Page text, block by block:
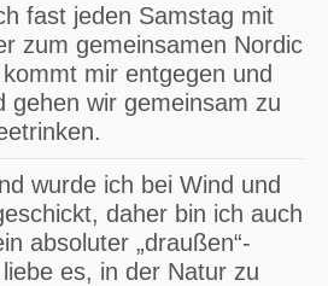
fast jeden Samstag mit
zum gemeinsamen Nordic
mir entgegen und
gehen wir gemeinsam zu
wurde ich bei Wind und
daher bin ich auch
absoluter „draußen“-
es, in der Natur zu